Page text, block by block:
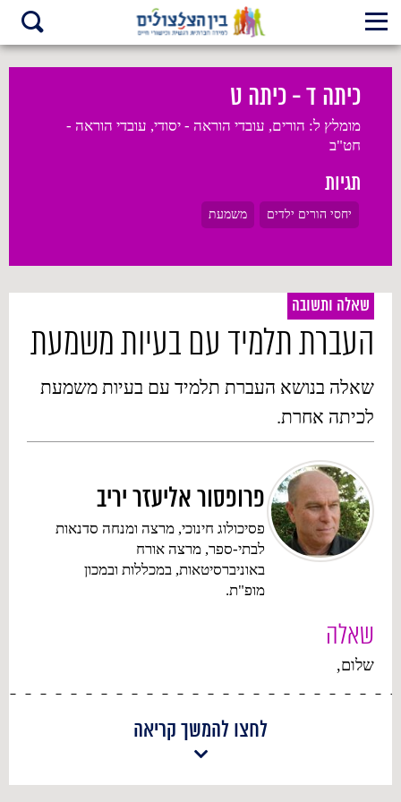
כיתה ד - כיתה ט
מומלץ ל: הורים, עובדי הוראה - יסודי, עובדי הוראה -
חט"ב
תגיות
יחסי הורים ילדים משמעת
שאלה ותשובה
העברת תלמיד עם בעיות משמעת
שאלה בנושא העברת תלמיד עם בעיות משמעת
לכיתה אחרת.
פרופסור אליעזר יריב
פסיכולוג חינוכי, מרצה ומנחה סדנאות
לבתי-ספר, מרצה אורח
באוניברסיטאות, במכללות ובמכון
מופ"ת.
שאלה
שלום,
אחי בן 13, לומד בכיתה ח', אנחנו משפחה בת 6 ילדים
ואימנו עליה השלום נפטרה לפני שנה וחודש לאחר
לחצו להמשך קריאה